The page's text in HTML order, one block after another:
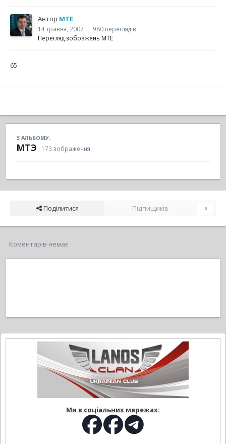
Автор MTE
14 травня, 2007
980 переглядів
Перегляд зображень MTE
65
З АЛЬБОМУ:
МТЭ · 173 зображення
Поділитися Підпищиків 0
Коментарів немає
Ми в соціальних мережах: